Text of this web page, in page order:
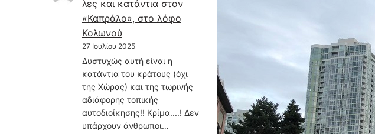
λες και κατάντια στον
«Καπράλο», στο λόφο
Κολωνού
27 Ιουλίου 2025
Δυστυχώς αυτή είναι η
κατάντια του κράτους (όχι
της Χώρας) και της τωρινής
αδιάφορης τοπικής
αυτοδιοίκησης!! Κρίμα....! Δεν
υπάρχουν άνθρωποι…